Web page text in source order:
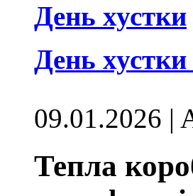
День хустки
День
09.01.2026 |
Тепла